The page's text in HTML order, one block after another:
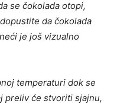
se čokolada otopi,
da čokolada
je još vizualno
temperaturi dok se
preliv će stvoriti sjajnu,